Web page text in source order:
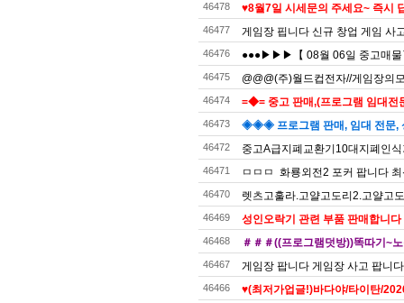
46478 ♥️8월7일 시세문의 주세요~ 즉시
46477 게임장 핍니다 신규 창업 게임 사
46476 ●●●▶▶▶【 08월 06일 중고매
46475 @@@(주)월드컵전자//게임장의
46474 =◆= 중고 판매,(프로그램 임대전
46473 ◈◈◈ 프로그램 판매, 임대 전문,
46472 중고A급지폐교환기10대지폐인
46471 ㅁㅁㅁ 화룡외전2 포커 팝니다
46470 렛츠고훌라.고얄고도리2.고얄고
46469 성인오락기 관련 부품 판매합니다
46468 ＃＃＃((프로그램덧방))똑따기~
46467 게임장 팝니다 게임장 사고 팝니다
46466 ♥(최저가업글!)바다야/타이탄/